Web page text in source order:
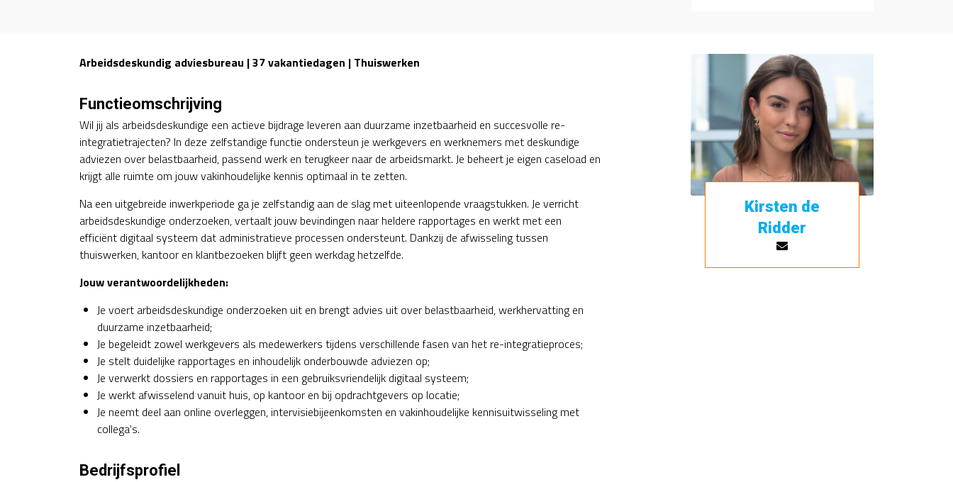
Arbeidsdeskundig adviesbureau | 37 vakantiedagen | Thuiswerken
Functieomschrijving
Wil jij als arbeidsdeskundige een actieve bijdrage leveren aan duurzame inzetbaarheid en succesvolle re-
integratietrajecten? In deze zelfstandige functie ondersteun je werkgevers en werknemers met deskundige
adviezen over belastbaarheid, passend werk en terugkeer naar de arbeidsmarkt. Je beheert je eigen caseload en
krijgt alle ruimte om jouw vakinhoudelijke kennis optimaal in te zetten.
Na een uitgebreide inwerkperiode ga je zelfstandig aan de slag met uiteenlopende vraagstukken. Je verricht
arbeidsdeskundige onderzoeken, vertaalt jouw bevindingen naar heldere rapportages en werkt met een
efficiënt digitaal systeem dat administratieve processen ondersteunt. Dankzij de afwisseling tussen
thuiswerken, kantoor en klantbezoeken blijft geen werkdag hetzelfde.
Jouw verantwoordelijkheden:
Je voert arbeidsdeskundige onderzoeken uit en brengt advies uit over belastbaarheid, werkhervatting en
duurzame inzetbaarheid;
Je begeleidt zowel werkgevers als medewerkers tijdens verschillende fasen van het re-integratieproces;
Je stelt duidelijke rapportages en inhoudelijk onderbouwde adviezen op;
Je verwerkt dossiers en rapportages in een gebruiksvriendelijk digitaal systeem;
Je werkt afwisselend vanuit huis, op kantoor en bij opdrachtgevers op locatie;
Je neemt deel aan online overleggen, intervisiebijeenkomsten en vakinhoudelijke kennisuitwisseling met
collega's.
Bedrijfsprofiel
Kirsten de
Ridder